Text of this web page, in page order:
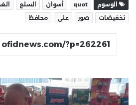
الوسوم quot أسوان السلع
تخفيضات
صور على محافظ